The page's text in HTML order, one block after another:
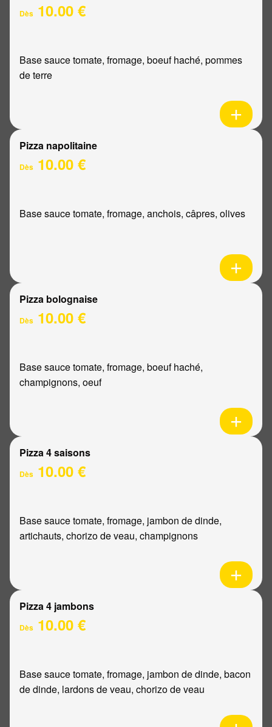
Dès 10.00 €
Base sauce tomate, fromage, boeuf haché, pommes
de terre
Pizza napolitaine
Dès 10.00 €
Base sauce tomate, fromage, anchois, câpres, olives
Pizza bolognaise
Dès 10.00 €
Base sauce tomate, fromage, boeuf haché,
champignons, oeuf
Pizza 4 saisons
Dès 10.00 €
Base sauce tomate, fromage, jambon de dinde,
artichauts, chorizo de veau, champignons
Pizza 4 jambons
Dès 10.00 €
Base sauce tomate, fromage, jambon de dinde, bacon
de dinde, lardons de veau, chorizo de veau